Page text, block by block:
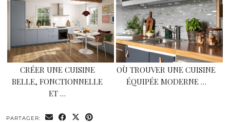
CRÉER UNE CUISINE
BELLE, FONCTIONNELLE
ET …
OÙ TROUVER UNE CUISINE
ÉQUIPÉE MODERNE …
PARTAGER: